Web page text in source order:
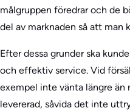
målgruppen föredrar och de
del av marknaden så att man
Efter dessa grunder ska
och effektiv service. Vid
exempel inte vänta längre än
levererad, såvida det inte